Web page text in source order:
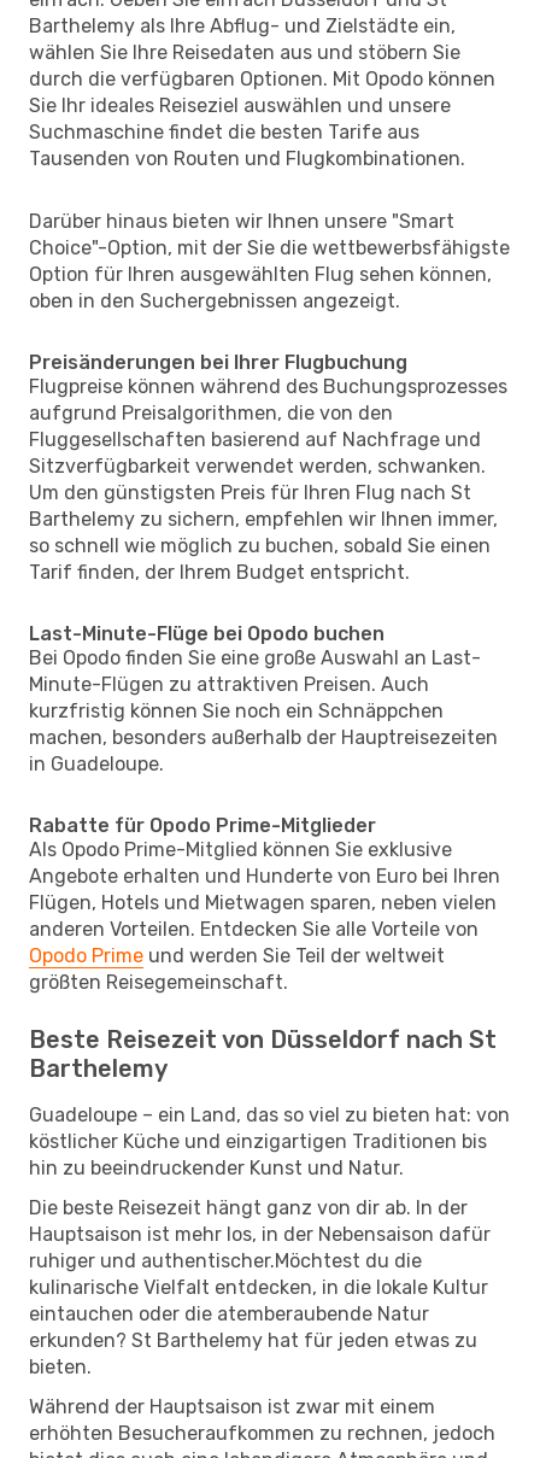
Barthelemy als Ihre Abflug- und Zielstädte ein,
wählen Sie Ihre Reisedaten aus und stöbern Sie
durch die verfügbaren Optionen. Mit Opodo können
Sie Ihr ideales Reiseziel auswählen und unsere
Suchmaschine findet die besten Tarife aus
Tausenden von Routen und Flugkombinationen.
Darüber hinaus bieten wir Ihnen unsere "Smart
Choice"-Option, mit der Sie die wettbewerbsfähigste
Option für Ihren ausgewählten Flug sehen können,
oben in den Suchergebnissen angezeigt.
Preisänderungen bei Ihrer Flugbuchung
Flugpreise können während des Buchungsprozesses
aufgrund Preisalgorithmen, die von den
Fluggesellschaften basierend auf Nachfrage und
Sitzverfügbarkeit verwendet werden, schwanken.
Um den günstigsten Preis für Ihren Flug nach St
Barthelemy zu sichern, empfehlen wir Ihnen immer,
so schnell wie möglich zu buchen, sobald Sie einen
Tarif finden, der Ihrem Budget entspricht.
Last-Minute-Flüge bei Opodo buchen
Bei Opodo finden Sie eine große Auswahl an Last-
Minute-Flügen zu attraktiven Preisen. Auch
kurzfristig können Sie noch ein Schnäppchen
machen, besonders außerhalb der Hauptreisezeiten
in Guadeloupe.
Rabatte für Opodo Prime-Mitglieder
Als Opodo Prime-Mitglied können Sie exklusive
Angebote erhalten und Hunderte von Euro bei Ihren
Flügen, Hotels und Mietwagen sparen, neben vielen
anderen Vorteilen. Entdecken Sie alle Vorteile von
Opodo Prime und werden Sie Teil der weltweit
größten Reisegemeinschaft.
Beste Reisezeit von Düsseldorf nach St
Barthelemy
Guadeloupe – ein Land, das so viel zu bieten hat: von
köstlicher Küche und einzigartigen Traditionen bis
hin zu beeindruckender Kunst und Natur.
Die beste Reisezeit hängt ganz von dir ab. In der
Hauptsaison ist mehr los, in der Nebensaison dafür
ruhiger und authentischer.Möchtest du die
kulinarische Vielfalt entdecken, in die lokale Kultur
eintauchen oder die atemberaubende Natur
erkunden? St Barthelemy hat für jeden etwas zu
bieten.
Während der Hauptsaison ist zwar mit einem
erhöhten Besucheraufkommen zu rechnen, jedoch